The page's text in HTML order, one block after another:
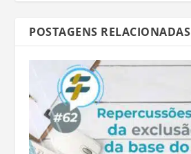
POSTAGENS RELACIONADAS